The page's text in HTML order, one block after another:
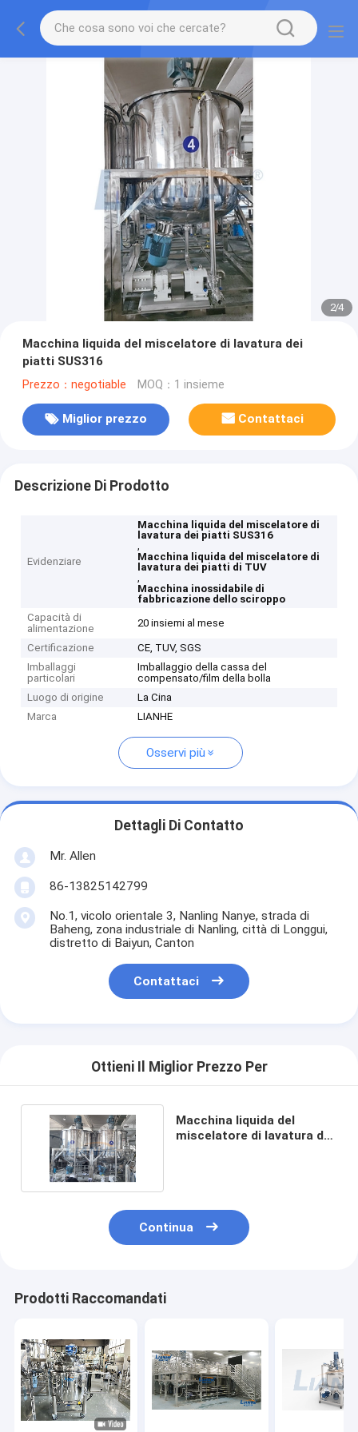
2/4
Macchina liquida del miscelatore di lavatura dei
piatti SUS316
Prezzo：negotiable MOQ：1 insieme
Miglior prezzo Contattaci
Descrizione Di Prodotto
Evidenziare
Macchina liquida del miscelatore di
lavatura dei piatti SUS316
,
Macchina liquida del miscelatore di
lavatura dei piatti di TUV
,
Macchina inossidabile di
fabbricazione dello sciroppo
Capacità di
alimentazione
20 insiemi al mese
Certificazione
CE, TUV, SGS
Imballaggi
particolari
Imballaggio della cassa del
compensato/film della bolla
Luogo di origine
La Cina
Marca
LIANHE
Osservi più
Dettagli Di Contatto
Mr. Allen
86-13825142799
No.1, vicolo orientale 3, Nanling Nanye, strada di
Baheng, zona industriale di Nanling, città di Longgui,
distretto di Baiyun, Canton
Contattaci
Ottieni Il Miglior Prezzo Per
Macchina liquida del
miscelatore di lavatura dei
Continua
Prodotti Raccomandati